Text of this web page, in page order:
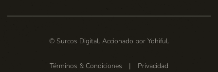
© Surcos Digital. Accionado por Yohiful.
Términos & Condiciones | Privacidad